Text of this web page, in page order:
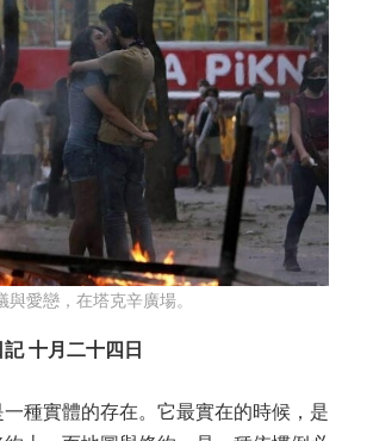
愛戀，在塔克辛廣場。
十月二十四日
種實體的存在。它最實在的時候，是